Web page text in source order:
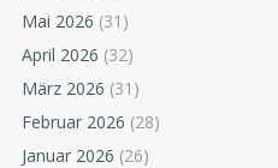
Mai 2026 (31)
April 2026 (32)
März 2026 (31)
Februar 2026 (28)
Januar 2026 (26)